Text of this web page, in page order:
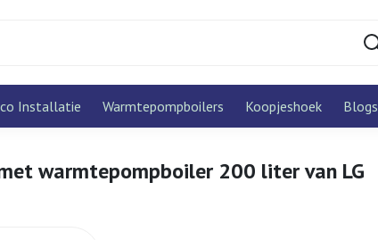
Installatie Warmtepompboilers Koopjeshoek Blogs
warmtepompboiler 200 liter van LG